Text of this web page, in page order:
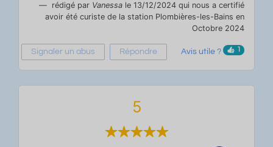
rédigé par Vanessa le 13/12/2024 qui nous a certifié
avoir été curiste de la station Plombières-les-Bains en
Octobre 2024
Signaler un abus Répondre Avis utile ? 1
5